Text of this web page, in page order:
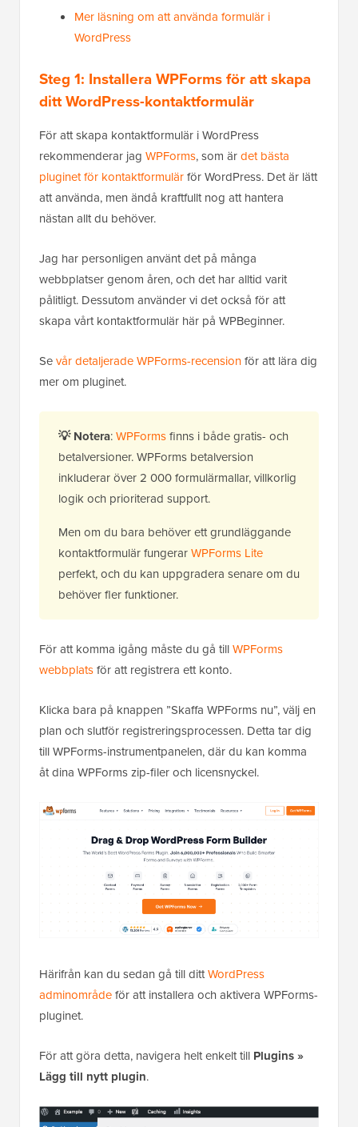
Mer läsning om att använda formulär i
WordPress
Steg 1: Installera WPForms för att skapa
ditt WordPress-kontaktformulär
För att skapa kontaktformulär i WordPress
rekommenderar jag WPForms, som ärdet bästa
pluginet för kontaktformulärför WordPress. Det är lätt
att använda, men ändå kraftfullt nog att hantera
nästan allt du behöver.
Jag har personligen använt det på många
webbplatser genom åren, och det har alltid varit
pålitligt. Dessutom använder vi det också för att
skapa vårt kontaktformulär här på WPBeginner.
Sevår detaljerade WPForms-recensionför att lära dig
mer om pluginet.
💡 Notera:WPFormsfinns i både gratis- och
betalversioner. WPForms betalversion
inkluderar över 2 000 formulärmallar, villkorlig
logik och prioriterad support.
Men om du bara behöver ett grundläggande
kontaktformulär fungerarWPForms Lite
perfekt, och du kan uppgradera senare om du
behöver fler funktioner.
För att komma igång måste du gå tillWPForms
webbplatsför att registrera ett konto.
Klicka bara på knappen ”Skaffa WPForms nu”, välj en
plan och slutför registreringsprocessen. Detta tar dig
till WPForms-instrumentpanelen, där du kan komma
åt dina WPForms zip-filer och licensnyckel.
Härifrån kan du sedan gå till dittWordPress
adminområdeför att installera och aktivera WPForms-
pluginet.
För att göra detta, navigera helt enkelt till Plugins»
Lägg till nytt plugin.